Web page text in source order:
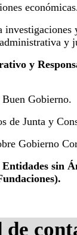
y
y
Gobierno.
Junta y
Gobierno
Entidades sin